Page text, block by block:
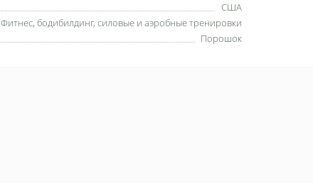
США
Фитнес, бодибилдинг, силовые и аэробные тренировки
Порошок